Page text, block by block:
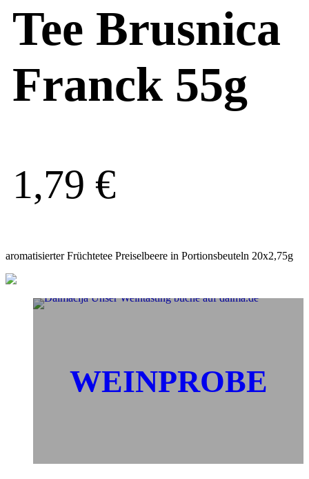
Tee Brusnica
Franck 55g
1,79 €
aromatisierter Früchtetee Preiselbeere in Portionsbeuteln 20x2,75g
WEINPROBE